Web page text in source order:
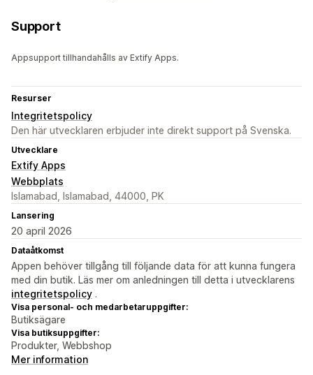
Support
Appsupport tillhandahålls av Extify Apps.
Resurser
Integritetspolicy
Den här utvecklaren erbjuder inte direkt support på Svenska.
Utvecklare
Extify Apps
Webbplats
Islamabad, Islamabad, 44000, PK
Lansering
20 april 2026
Dataåtkomst
Appen behöver tillgång till följande data för att kunna fungera
med din butik. Läs mer om anledningen till detta i utvecklarens
integritetspolicy .
Visa personal- och medarbetaruppgifter:
Butiksägare
Visa butiksuppgifter:
Produkter, Webbshop
Mer information